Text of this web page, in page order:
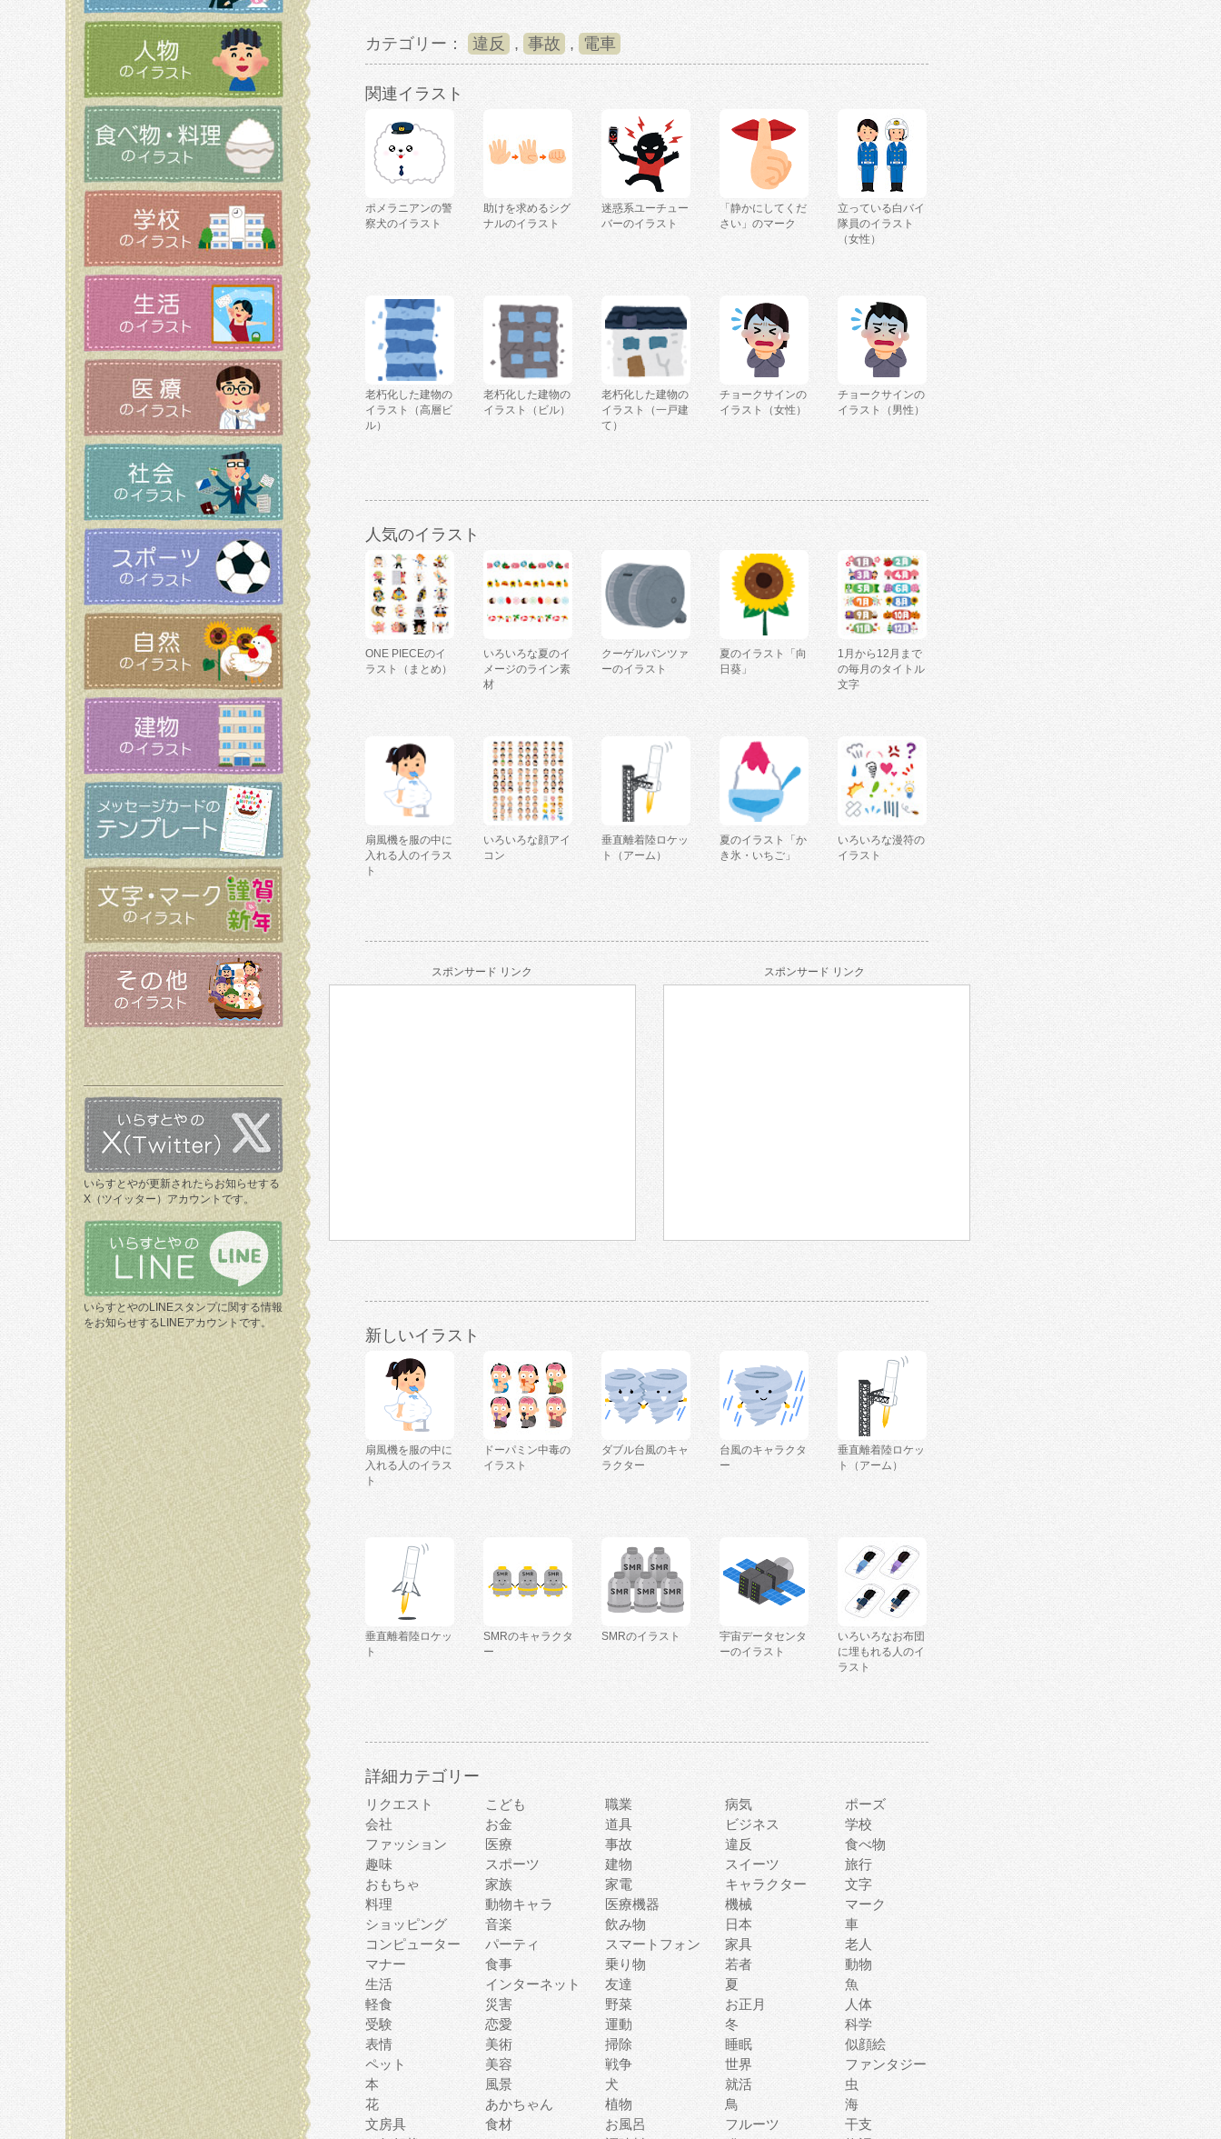
いらすとやが更新されたらお知らせする
X（ツイッター）アカウントです。
いらすとやのLINEスタンプに関する情報
をお知らせするLINEアカウントです。
カテゴリー： 違反 , 事故 , 電車
関連イラスト
ポメラニアンの警
察犬のイラスト
助けを求めるシグ
ナルのイラスト
迷惑系ユーチュー
バーのイラスト
「静かにしてくだ
さい」のマーク
立っている白バイ
隊員のイラスト
（女性）
老朽化した建物の
イラスト（高層ビ
ル）
老朽化した建物の
イラスト（ビル）
老朽化した建物の
イラスト（一戸建
て）
チョークサインの
イラスト（女性）
チョークサインの
イラスト（男性）
人気のイラスト
ONE PIECEのイ
ラスト（まとめ）
いろいろな夏のイ
メージのライン素
材
クーゲルパンツァ
ーのイラスト
夏のイラスト「向
日葵」
1月から12月まで
の毎月のタイトル
文字
扇風機を服の中に
入れる人のイラス
ト
いろいろな顔アイ
コン
垂直離着陸ロケッ
ト（アーム）
夏のイラスト「か
き氷・いちご」
いろいろな漫符の
イラスト
スポンサード リンク スポンサード リンク
新しいイラスト
扇風機を服の中に
入れる人のイラス
ト
ドーパミン中毒の
イラスト
ダブル台風のキャ
ラクター
台風のキャラクタ
ー
垂直離着陸ロケッ
ト（アーム）
垂直離着陸ロケッ
ト
SMRのキャラクタ
ー
SMRのイラスト
宇宙データセンタ
ーのイラスト
いろいろなお布団
に埋もれる人のイ
ラスト
詳細カテゴリー
リクエスト こども 職業 病気
ポーズ
会社
お金 道具 ビジネス
学校
ファッション
医療 事故 違反
食べ物
趣味
スポーツ 建物 スイーツ
旅行
おもちゃ
家族 家電 キャラクター
文字
料理
動物キャラ 医療機器 機械
マーク
ショッピング
音楽 飲み物 日本
車
コンピューター
パーティ スマートフォン 家具
老人
マナー
食事 乗り物 若者
動物
生活
インターネット 友達 夏
魚
軽食
災害 野菜 お正月
人体
受験
恋愛 運動 冬
科学
表情
美術 掃除 睡眠
似顔絵
ペット
美容 戦争 世界
ファンタジー
本
風景 犬 就活
虫
花
あかちゃん 植物 鳥
海
文房具
食材 お風呂 フルーツ
干支